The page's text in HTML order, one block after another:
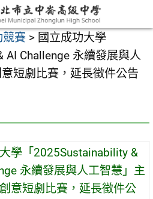
競賽 > 國立成功大學
AI Challenge 永續發展與人
短劇比賽，延長徵件公告
學「2025Sustainability &
永續發展與人工智慧」主
意短劇比賽，延長徵件公